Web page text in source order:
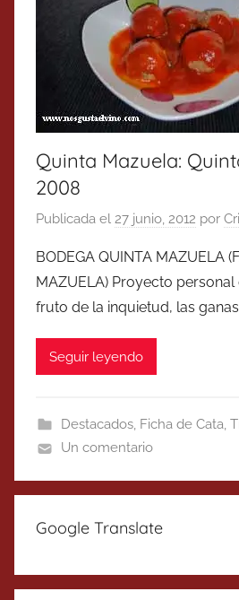
Quinta Mazuela:
2008
Publicada el 27 junio, 2012 por
BODEGA QUINTA MAZUELA
MAZUELA) Proyecto personal
fruto de la inquietud, las
Seguir leyendo
Destacados, Ficha de Cata,
Un comentario
Google Translate